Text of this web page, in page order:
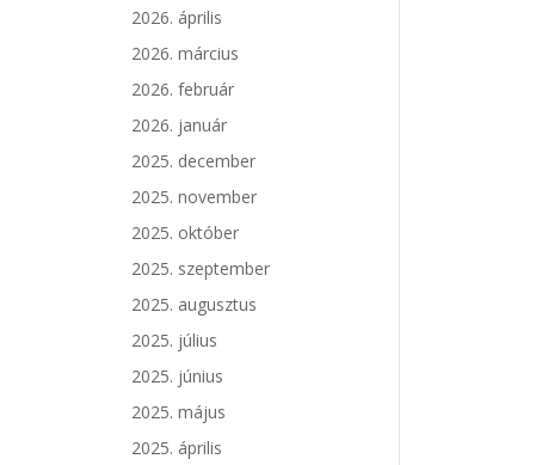
2026. április
2026. március
2026. február
2026. január
2025. december
2025. november
2025. október
2025. szeptember
2025. augusztus
2025. július
2025. június
2025. május
2025. április